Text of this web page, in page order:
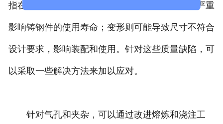
指在铸造或后续处理过程中产生的开裂现象，会严重
影响铸钢件的使用寿命；变形则可能导致尺寸不符合
设计要求，影响装配和使用。针对这些质量缺陷，可
以采取一些解决方法来加以应对。
针对气孔和夹杂，可以通过改进熔炼和浇注工